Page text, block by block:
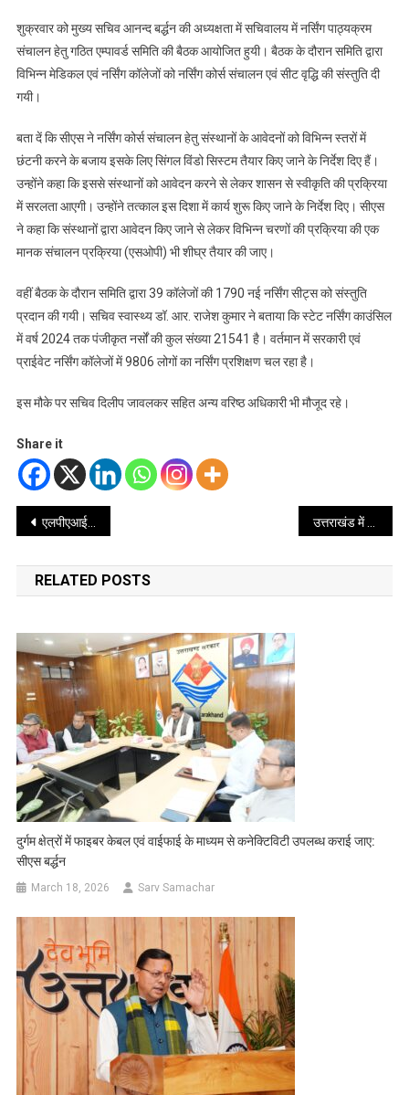
शुक्रवार को मुख्य सचिव आनन्द बर्द्धन की अध्यक्षता में सचिवालय में नर्सिंग पाठ्यक्रम
संचालन हेतु गठित एम्पावर्ड समिति की बैठक आयोजित हुयी। बैठक के दौरान समिति द्वारा
विभिन्न मेडिकल एवं नर्सिंग कॉलेजों को नर्सिंग कोर्स संचालन एवं सीट वृद्धि की संस्तुति दी
गयी।
बता दें कि सीएस ने नर्सिंग कोर्स संचालन हेतु संस्थानों के आवेदनों को विभिन्न स्तरों में
छंटनी करने के बजाय इसके लिए सिंगल विंडो सिस्टम तैयार किए जाने के निर्देश दिए हैं।
उन्होंने कहा कि इससे संस्थानों को आवेदन करने से लेकर शासन से स्वीकृति की प्रक्रिया
में सरलता आएगी। उन्होंने तत्काल इस दिशा में कार्य शुरू किए जाने के निर्देश दिए। सीएस
ने कहा कि संस्थानों द्वारा आवेदन किए जाने से लेकर विभिन्न चरणों की प्रक्रिया की एक
मानक संचालन प्रक्रिया (एसओपी) भी शीघ्र तैयार की जाए।
वहीं बैठक के दौरान समिति द्वारा 39 कॉलेजों की 1790 नई नर्सिंग सीट्स को संस्तुति
प्रदान की गयी। सचिव स्वास्थ्य डॉ. आर. राजेश कुमार ने बताया कि स्टेट नर्सिंग काउंसिल
में वर्ष 2024 तक पंजीकृत नर्सों की कुल संख्या 21541 है। वर्तमान में सरकारी एवं
प्राईवेट नर्सिंग कॉलेजों में 9806 लोगों का नर्सिंग प्रशिक्षण चल रहा है।
इस मौके पर सचिव दिलीप जावलकर सहित अन्य वरिष्ठ अधिकारी भी मौजूद रहे।
Share it
Post
navigation
एलपीएआई परियोजना से भारत-नेपाल के बीच सहयोग, व्यापार और सीमावर्ती क्षेत्रों के विकास में बेहद सहायक सिद्ध होगी – सीएम धामी
RELATED POSTS
दुर्गम क्षेत्रों में फाइबर केबल एवं वाईफाई के माध्यम से कनेक्टिविटी उपलब्ध कराई जाए:
सीएस बर्द्धन
March 18, 2026 Sarv Samachar